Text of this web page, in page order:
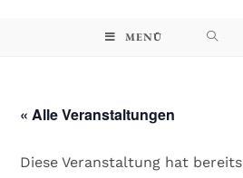
MENÜ
« Alle Veranstaltungen
Diese Veranstaltung hat